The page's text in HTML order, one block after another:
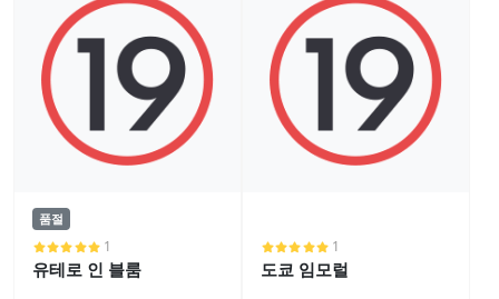
품절
1
유테로 인 블룸
1
도쿄 임모럴